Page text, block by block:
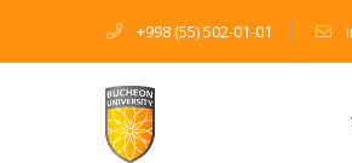
+998 (55) 502-01-01